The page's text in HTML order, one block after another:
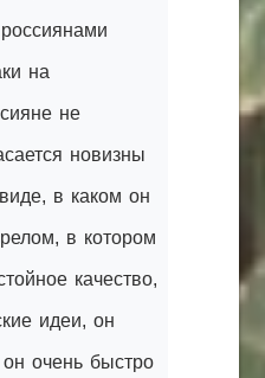
на
не
новизны
в каком он
в котором
качество,
идеи, он
очень быстро